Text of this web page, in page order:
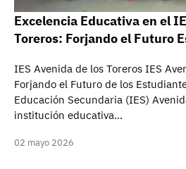
Excelencia Educativa en el
Toreros: Forjando el Futuro
IES Avenida de los Toreros IES
Forjando el Futuro de los
Educación Secundaria (IES)
institución educativa…
02 mayo 2026